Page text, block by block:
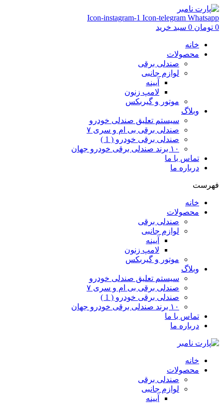
Icon-instagram-1 Icon-telegram Whatsapp
0 تومان 0 سبد خرید
خانه
محصولات
صندلی برقی
لوازم جانبی
آیینه
لامپ زنون
موتور و گیربکس
وبلاگ
سیستم تعلیق صندلی خودرو
صندلی برقی بی ام و سری ۷
صندلی برقی خودرو ( 1 )
۱۰ برند صندلی برقی خودرو جهان
تماس با ما
درباره ما
فهرست
خانه
محصولات
صندلی برقی
لوازم جانبی
آیینه
لامپ زنون
موتور و گیربکس
وبلاگ
سیستم تعلیق صندلی خودرو
صندلی برقی بی ام و سری ۷
صندلی برقی خودرو ( 1 )
۱۰ برند صندلی برقی خودرو جهان
تماس با ما
درباره ما
خانه
محصولات
صندلی برقی
لوازم جانبی
آیینه